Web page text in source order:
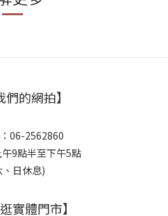
們的網拍】
06-2562860
9點半至下午5點
、日休息)
實體門市】